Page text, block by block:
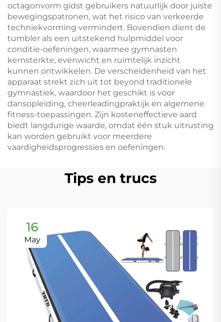
octagonvorm gidst gebruikers natuurlijk door juiste
bewegingspatronen, wat het risico van verkeerde
techniekvorming vermindert. Bovendien dient de
tumbler als een uitstekend hulpmiddel voor
conditie-oefeningen, waarmee gymnasten
kernsterkte, evenwicht en ruimtelijk inzicht
kunnen ontwikkelen. De verscheidenheid van het
apparaat strekt zich uit tot beyond traditionele
gymnastiek, waardoor het geschikt is voor
dansopleiding, cheerleadingpraktijk en algemene
fitness-toepassingen. Zijn kosteneffectieve aard
biedt langdurige waarde, omdat één stuk uitrusting
kan worden gebruikt voor meerdere
vaardigheidsprogressies en oefeningen.
Tips en trucs
16
May